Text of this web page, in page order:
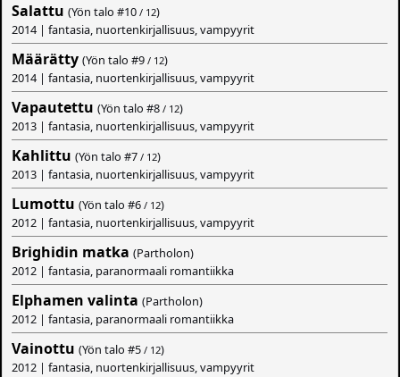
Salattu (Yön talo #10 / 12)
2014 | fantasia, nuortenkirjallisuus, vampyyrit
Määrätty (Yön talo #9 / 12)
2014 | fantasia, nuortenkirjallisuus, vampyyrit
Vapautettu (Yön talo #8 / 12)
2013 | fantasia, nuortenkirjallisuus, vampyyrit
Kahlittu (Yön talo #7 / 12)
2013 | fantasia, nuortenkirjallisuus, vampyyrit
Lumottu (Yön talo #6 / 12)
2012 | fantasia, nuortenkirjallisuus, vampyyrit
Brighidin matka (Partholon)
2012 | fantasia, paranormaali romantiikka
Elphamen valinta (Partholon)
2012 | fantasia, paranormaali romantiikka
Vainottu (Yön talo #5 / 12)
2012 | fantasia, nuortenkirjallisuus, vampyyrit